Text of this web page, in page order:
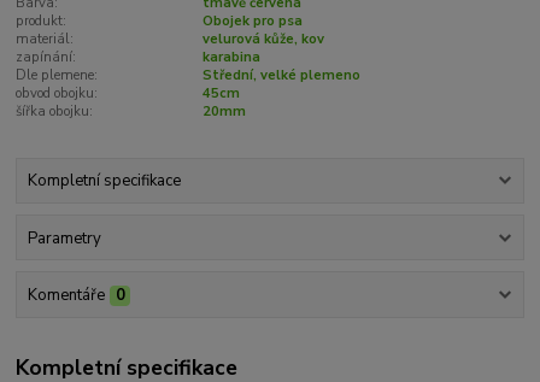
produkt:
Obojek pro psa
materiál:
velurová kůže, kov
zapínání:
karabina
Dle plemene:
Střední, velké plemeno
obvod obojku:
45cm
šířka obojku:
20mm
Kompletní specifikace
Parametry
Komentáře 0
Kompletní specifikace